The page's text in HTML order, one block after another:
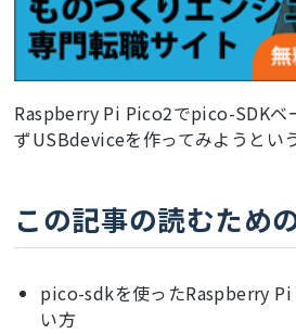
Raspberry Pi Pico2でpico-SDKベ
ずUSBdeviceを作ってみようとい
この記事の読むため
pico-sdkを使ったRaspberry
い方